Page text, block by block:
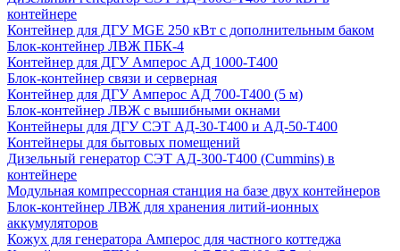
контейнере
Контейнер для ДГУ MGE 250 кВт с дополнительным баком
Блок-контейнер ЛВЖ ПБК-4
Контейнер для ДГУ Амперос АД 1000-Т400
Блок-контейнер связи и серверная
Контейнер для ДГУ Амперос АД 700-Т400 (5 м)
Блок-контейнер ЛВЖ с вышибными окнами
Контейнеры для ДГУ СЭТ АД-30-Т400 и АД-50-Т400
Контейнеры для бытовых помещений
Дизельный генератор СЭТ АД-300-Т400 (Cummins) в
контейнере
Модульная компрессорная станция на базе двух контейнеров
Блок-контейнер ЛВЖ для хранения литий-ионных
аккумуляторов
Кожух для генератора Амперос для частного коттеджа